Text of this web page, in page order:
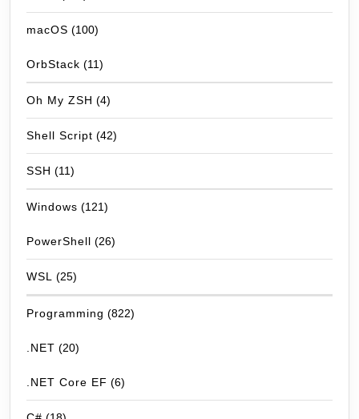
macOS (100)
OrbStack (11)
Oh My ZSH (4)
Shell Script (42)
SSH (11)
Windows (121)
PowerShell (26)
WSL (25)
Programming (822)
.NET (20)
.NET Core EF (6)